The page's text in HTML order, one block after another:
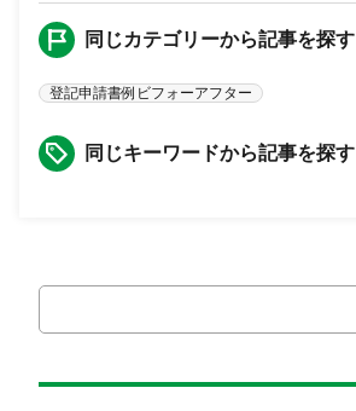
同じカテゴリーから記事を探す
登記申請書例ビフォーアフター
同じキーワードから記事を探す
索